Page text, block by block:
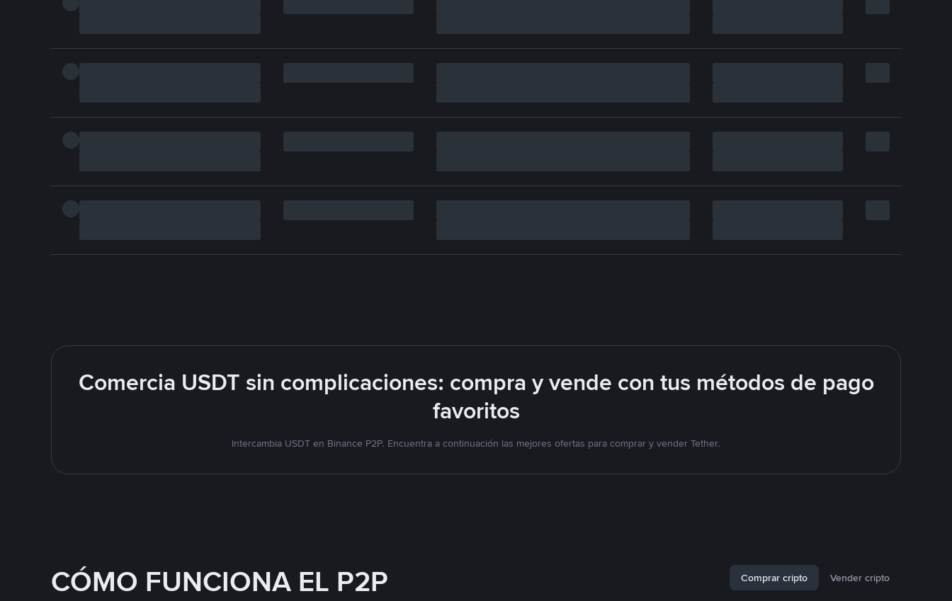
Comercia USDT sin complicaciones: compra y vende con tus métodos de pago
favoritos
Intercambia USDT en Binance P2P. Encuentra a continuación las mejores ofertas para comprar y vender Tether.
CÓMO FUNCIONA EL P2P Comprar cripto Vender cripto